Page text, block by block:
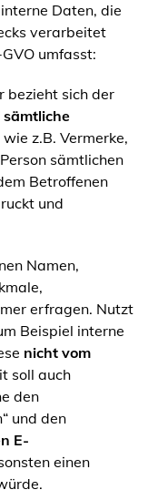
Daten, die
verarbeitet
umfasst:
bezieht sich der
z.B. Vermerke,
sämtlichen
Betroffenen
und
Namen,
erfragen. Nutzt
Beispiel interne
nicht vom
soll auch
den
und den
E-
einen